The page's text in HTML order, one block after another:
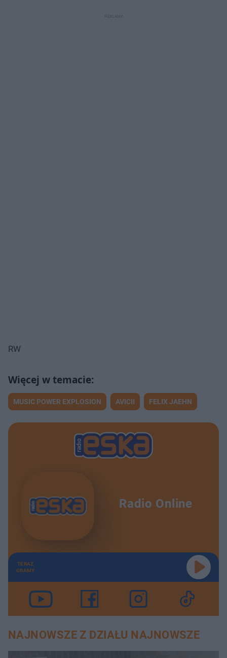
RW
MUSIC POWER EXPLOSION AVICII FELIX JAEHN
Radio Online
TERAZ
GRAMY
NAJNOWSZE Z DZIAŁU NAJNOWSZE